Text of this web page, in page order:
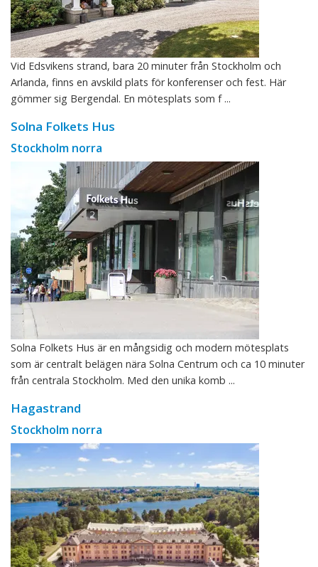
Vid Edsvikens strand, bara 20 minuter från Stockholm och
Arlanda, finns en avskild plats för konferenser och fest. Här
gömmer sig Bergendal. En mötesplats som f ...
Solna Folkets Hus
Stockholm norra
Solna Folkets Hus är en mångsidig och modern mötesplats
som är centralt belägen nära Solna Centrum och ca 10 minuter
från centrala Stockholm. Med den unika komb ...
Hagastrand
Stockholm norra